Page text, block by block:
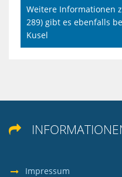
Weitere Informationen
289) gibt es ebenfalls
Kusel

Impressum